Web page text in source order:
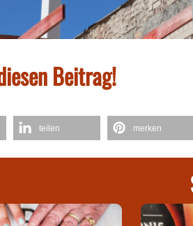
Beitrag!
teilen merken